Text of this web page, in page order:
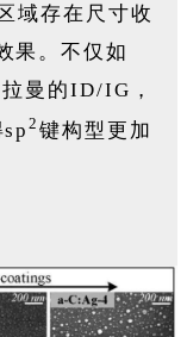
域存在尺寸收
果。不仅如
曼的ID/IG，
sp2 键构型更加